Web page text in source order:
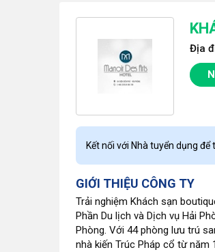
Địa
Kết nối với Nhà tuyển dụng
GIỚI THIỆU CÔNG TY
Trải nghiệm Khách sạn
Phần Du lịch và Dịch vụ Hải
Phòng. Với 44 phòng lưu trú
nhà kiến Trúc Pháp cổ từ năm